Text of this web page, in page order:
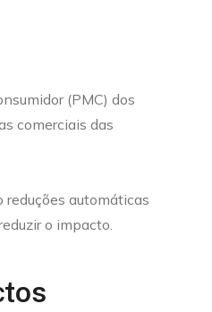
(PMC) dos
comerciais das
automáticas
o impacto.